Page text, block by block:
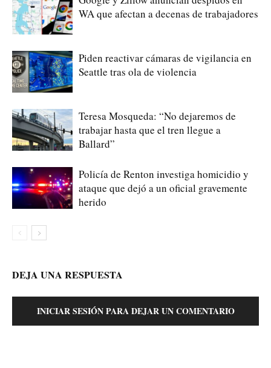
WA que afectan a decenas de trabajadores
Piden reactivar cámaras de vigilancia en
Seattle tras ola de violencia
Teresa Mosqueda: “No dejaremos de
trabajar hasta que el tren llegue a
Ballard”
Policía de Renton investiga homicidio y
ataque que dejó a un oficial gravemente
herido
DEJA UNA RESPUESTA
INICIAR SESIÓN PARA DEJAR UN COMENTARIO